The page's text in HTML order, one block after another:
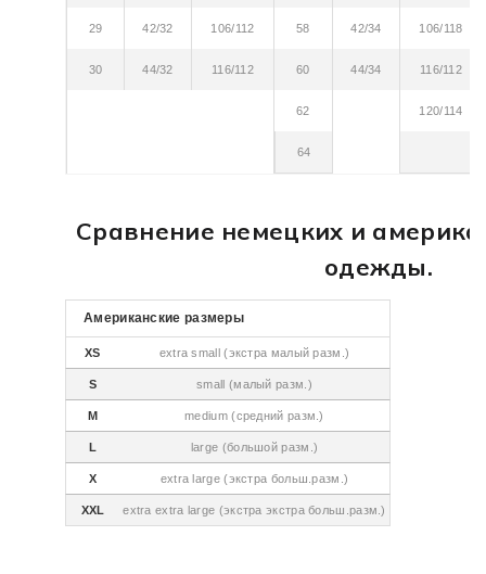
29 42/32 106/112 58 42/34 106/118
30 44/32 116/112 60 44/34 116/112
62 120/114
64
Сравнение немецких и
одежды.
Американские размеры
XS extra small (экстра малый разм.)
S small (малый разм.)
M medium (средний разм.)
L large (большой разм.)
X extra large (экстра больш.разм.)
XXL extra extra large (экстра экстра больш.разм.)